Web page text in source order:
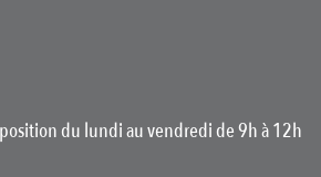
du lundi au vendredi de 9h à 12h